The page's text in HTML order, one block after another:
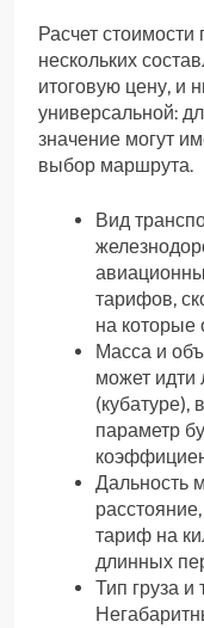
Расчет стоимости
нескольких
итоговую цену, и
универсальной:
значение могут
выбор маршрута.
Вид
тарифов,
на которые
Масса и
может идти
(кубатуре),
параметр
Дальность
тариф на
длинных
Тип груза и